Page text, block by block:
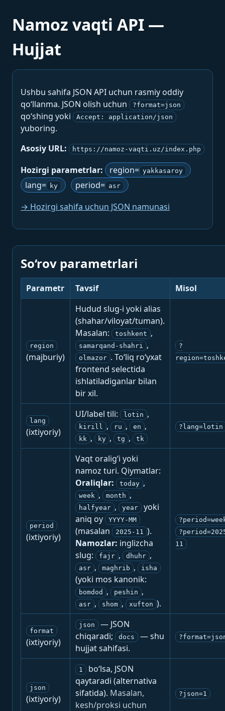
Namoz vaqti API —
Hujjat
Ushbu sahifa JSON API uchun rasmiy oddiy
qo‘llanma. JSON olish uchun
?format=json
qo‘shing yoki Accept: application/json
yuboring.
Asosiy URL:
https://namoz-vaqti.uz/index.php
Hozirgi parametrlar: region= yakkasaroy
lang= ky period= asr
→ Hozirgi sahifa uchun JSON namunasi
So‘rov parametrlari
Parametr Tavsif Misol
region
(majburiy)
Hudud slug-i yoki alias
(shahar/viloyat/tuman).
Masalan:
toshkent ,
samarqand-shahri ,
olmazor . To‘liq ro‘yxat
frontend selectida
ishlatiladiganlar bilan
bir xil.
?
lang
(ixtiyoriy)
UI/label tili: lotin ,
kirill , ru , en ,
kk , ky , tg , tk
?lang=lotin
period
(ixtiyoriy)
Vaqt oralig‘i yoki
namoz turi. Qiymatlar:
Oraliqlar:
today ,
week , month ,
halfyear , year
yoki
aniq oy
YYYY-MM
(masalan 2025-11 ).
Namozlar: inglizcha
slug:
fajr , dhuhr ,
asr , maghrib , isha
(yoki mos kanonik:
bomdod , peshin ,
asr , shom , xufton ).
11
format
(ixtiyoriy)
json
— JSON
chiqaradi;
docs
— shu
hujjat sahifasi.
json
(ixtiyoriy)
1
bo‘lsa, JSON
qaytaradi (alternativa
sifatida). Masalan,
kesh/proksi uchun
?json=1